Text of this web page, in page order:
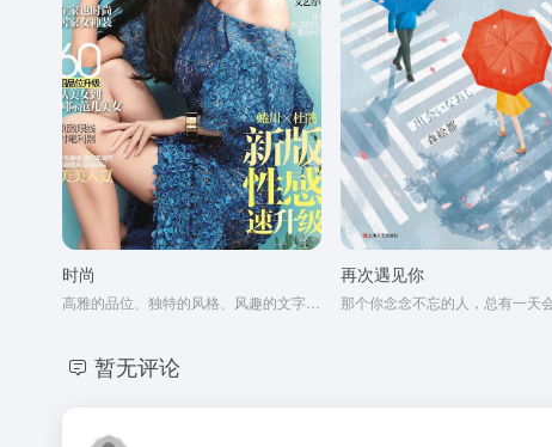
时尚
高雅的品位、独特的风格、风趣的文字、新颖的设计
再次遇见你
暂无评论